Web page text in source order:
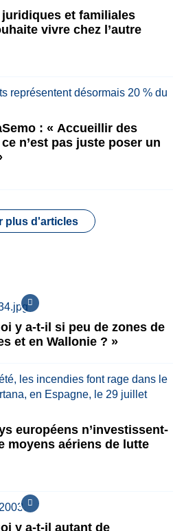
et familiales
vivre chez l’autre
: « Accueillir des
n’est pas juste poser un
plus d'articles
y a-t-il si peu de zones de
et en Wallonie ? »
européens n’investissent-
moyens aériens de lutte
y a-t-il autant de